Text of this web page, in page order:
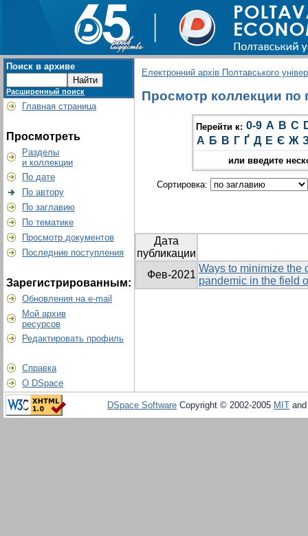
Поиск в архиве
Расширенный поиск
Главная страница
Просмотреть
Разделы
и коллекции
По дате
По автору
По заглавию
По тематике
Просмотр документов
Последние поступления
Зарегистрированным:
Обновления на e-mail
Мой архив
ресурсов
Редактировать профиль
Справка
О DSpace
Електронний архів Полтавського
Просмотр коллекции по
Перейти к: 0-9 A B C
А Б В Г Ґ Д Е Є Ж
или введите
Сортировка:
Дата
публикации
Фев-2021
Ways to minimize the
pandemic in the field
DSpace Software Copyright © 2002-2005 MIT